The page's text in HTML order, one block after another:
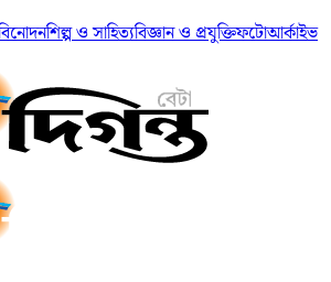
শিল্প ও সাহিত্যবিজ্ঞান ও প্রযুক্তিফটোআর্কাইভ